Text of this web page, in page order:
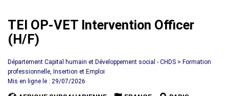
TEI OP-VET Intervention Officer
(H/F)
Département Capital humain et Développement social - CHDS > Formation
professionnelle, Insertion et Emploi
Mis en ligne le : 29/07/2026